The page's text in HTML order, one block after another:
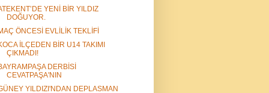
YENİ BİR YILDIZ
DOĞUYOR.
ÖNCESİ EVLİLİK TEKLİFİ
İLÇEDEN BİR U14 TAKIMI
ÇIKMADI!
DERBİSİ
CEVATPAŞA'NIN
YILDIZI'NDAN DEPLASMAN